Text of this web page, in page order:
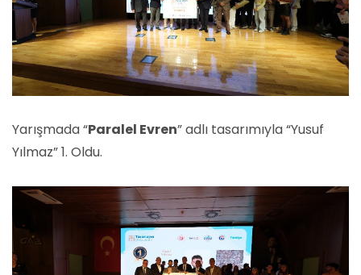
Yarışmada “Paralel Evren” adlı tasarımıyla “Yusuf
Yılmaz” 1. Oldu.